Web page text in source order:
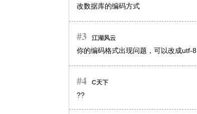
改数据库的编码方式
#3 江湖风云
你的编码格式出现问题，可以改成utf-8
#4 C天下
??